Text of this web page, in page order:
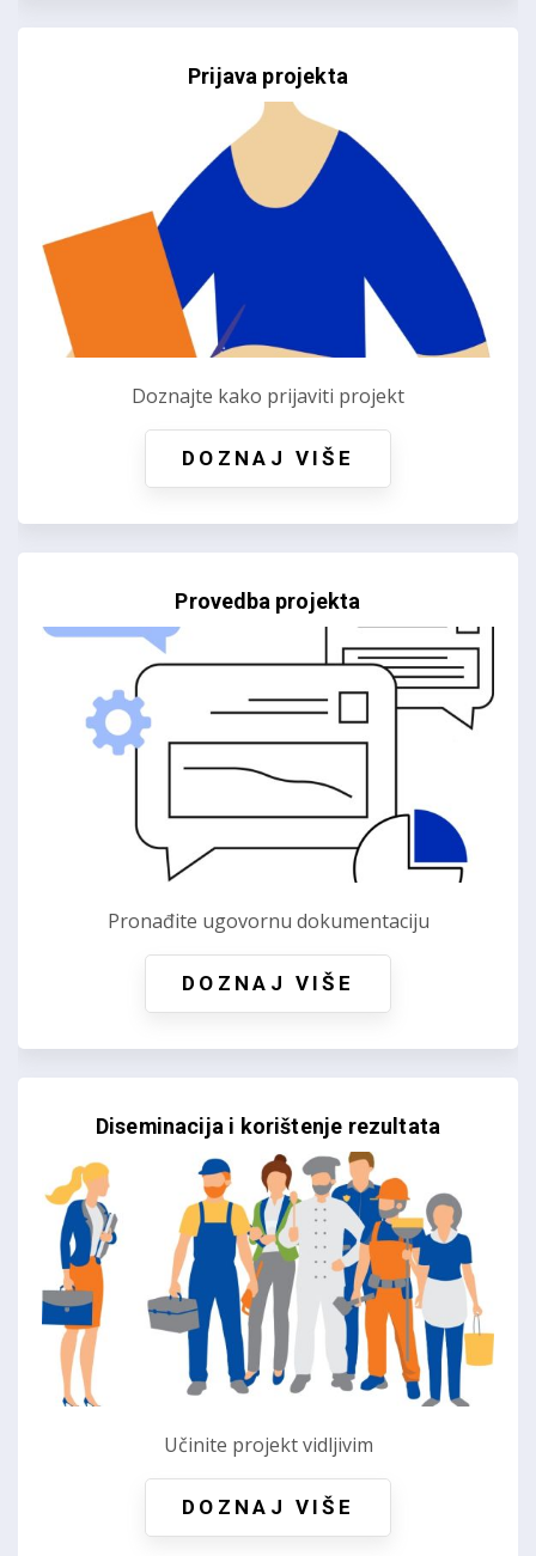
Prijava projekta
Doznajte kako prijaviti projekt
DOZNAJ VIŠE
Provedba projekta
Pronađite ugovornu dokumentaciju
DOZNAJ VIŠE
Diseminacija i korištenje rezultata
Učinite projekt vidljivim
DOZNAJ VIŠE